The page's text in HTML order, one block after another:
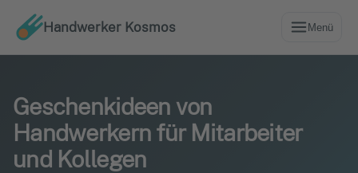
Handwerker Kosmos Menü
Geschenkideen von
Handwerkern für Mitarbeiter
und Kollegen